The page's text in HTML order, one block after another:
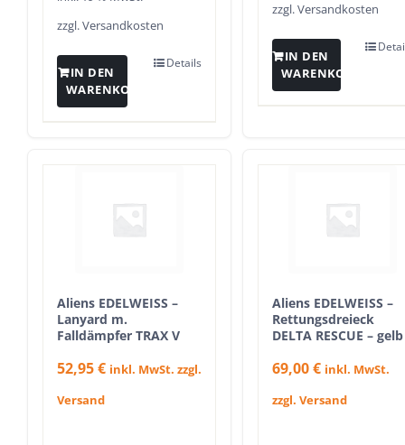
zzgl.Versandkosten
IN DEN
WARENKORB
Details
zzgl.Versandkosten
IN DEN
WARENKORB
Aliens EDELWEISS –
Lanyard m.
Falldämpfer TRAX V
52,95€ inkl. MwSt. zzgl.
Versand
Aliens EDELWEISS –
Rettungsdreieck
DELTA RESCUE – gelb
69,00€ inkl. MwSt.
zzgl. Versand